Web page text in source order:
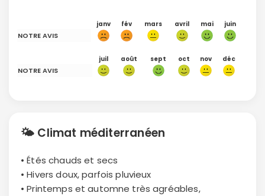
janv fév mars avril mai juin
NOTRE AVIS
juil août sept oct nov déc
NOTRE AVIS
🌤 Climat méditerranéen
• Étés chauds et secs
• Hivers doux, parfois pluvieux
• Printemps et automne très agréables,